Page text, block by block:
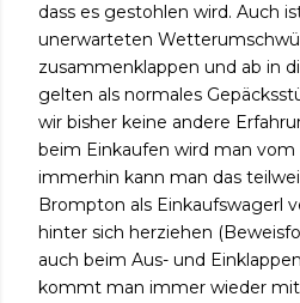
dass es gestohlen wird. Auch
unerwarteten
zusammenklappen und ab in
gelten als normales
wir bisher keine andere
beim Einkaufen wird man
immerhin kann man das
Brompton als Einkaufswagerl
hinter sich herziehen
auch beim Aus- und
kommt man immer wieder